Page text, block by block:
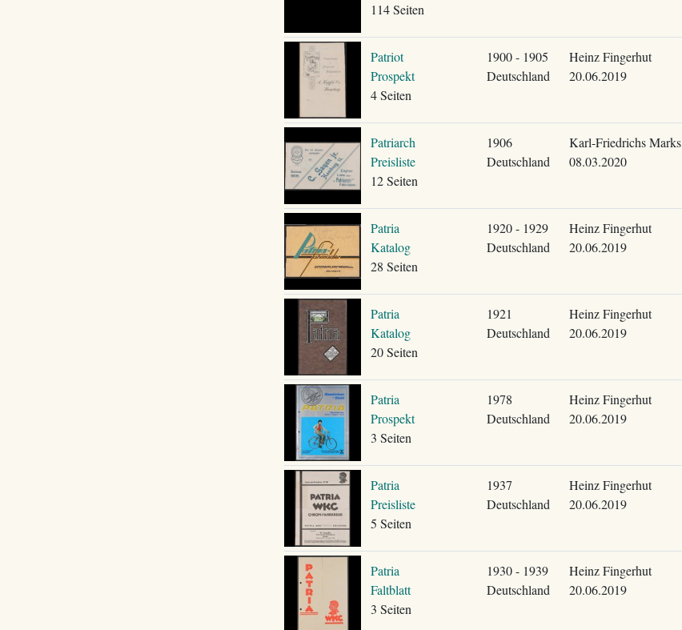
114 Seiten
Patriot
Prospekt
4 Seiten
1900 - 1905
Deutschland
Heinz Fingerhut
20.06.2019
Patriarch
Preisliste
12 Seiten
1906
Deutschland
Karl-Friedrichs Marks
08.03.2020
Patria
Katalog
28 Seiten
1920 - 1929
Deutschland
Heinz Fingerhut
20.06.2019
Patria
Katalog
20 Seiten
1921
Deutschland
Heinz Fingerhut
20.06.2019
Patria
Prospekt
3 Seiten
1978
Deutschland
Heinz Fingerhut
20.06.2019
Patria
Preisliste
5 Seiten
1937
Deutschland
Heinz Fingerhut
20.06.2019
Patria
Faltblatt
3 Seiten
1930 - 1939
Deutschland
Heinz Fingerhut
20.06.2019